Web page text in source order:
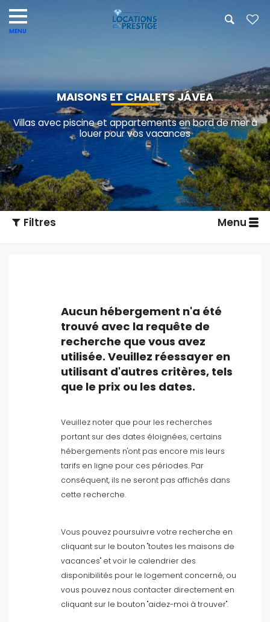
MAISONS ET CHALETS JÁVEA
Villas avec piscine et appartements en bord de mer à
louer pour vos vacances
Filtres Menu
Type d'hébergement
Personnes
Salles de bain
Votre sélection
Près des pistes de ski
Filtres nettoyantes
Aucun hébergement n'a été
trouvé avec la requête de
recherche que vous avez
utilisée. Veuillez réessayer en
utilisant d'autres critères, tels
que le prix ou les dates.
Veuillez noter que pour les recherches
portant sur des dates éloignées, certains
hébergements n'ont pas encore mis leurs
tarifs en ligne pour ces périodes. Par
conséquent, ils ne seront pas affichés dans
cette recherche.
Vous pouvez poursuivre votre recherche en
cliquant sur le bouton "toutes les maisons de
vacances" et voir le calendrier des
disponibilités pour le logement concerné, ou
vous pouvez nous contacter directement en
cliquant sur le bouton "aidez-moi à trouver".